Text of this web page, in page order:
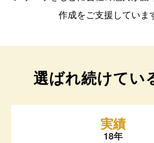
作成をご支援していま
選ばれ続けてい
実績
18年